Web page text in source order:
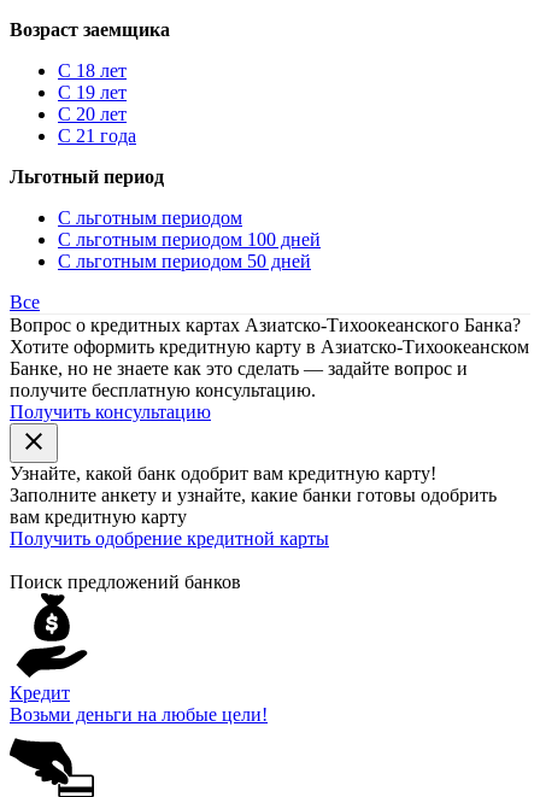
Возраст заемщика
С 18 лет
С 19 лет
С 20 лет
С 21 года
Льготный период
С льготным периодом
С льготным периодом 100 дней
С льготным периодом 50 дней
Все
Вопрос о кредитных картах Азиатско-Тихоокеанского Банка?
Хотите оформить кредитную карту в Азиатско-Тихоокеанском
Банке, но не знаете как это сделать — задайте вопрос и
получите бесплатную консультацию.
Получить консультацию
close
Узнайте, какой банк одобрит вам кредитную карту!
Заполните анкету и узнайте, какие банки готовы одобрить
вам кредитную карту
Получить одобрение кредитной карты
Поиск предложений банков
Кредит
Возьми деньги на любые цели!